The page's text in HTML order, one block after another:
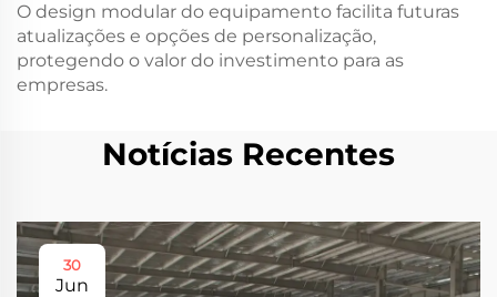
O design modular do equipamento facilita futuras
atualizações e opções de personalização,
protegendo o valor do investimento para as
empresas.
Notícias Recentes
30
Jun